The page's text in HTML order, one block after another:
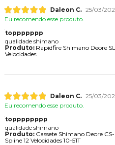
Daleon C. 25/03/
Eu recomendo esse produto.
toppppppp
qualidade shimano
Produto:Rapidfire Shimano Deore
Velocidades
Daleon C. 25/03/
Eu recomendo esse produto.
topppppppp
qualidade shimano
Produto:Cassete Shimano Deore
Spline 12 Velocidades 10-51T